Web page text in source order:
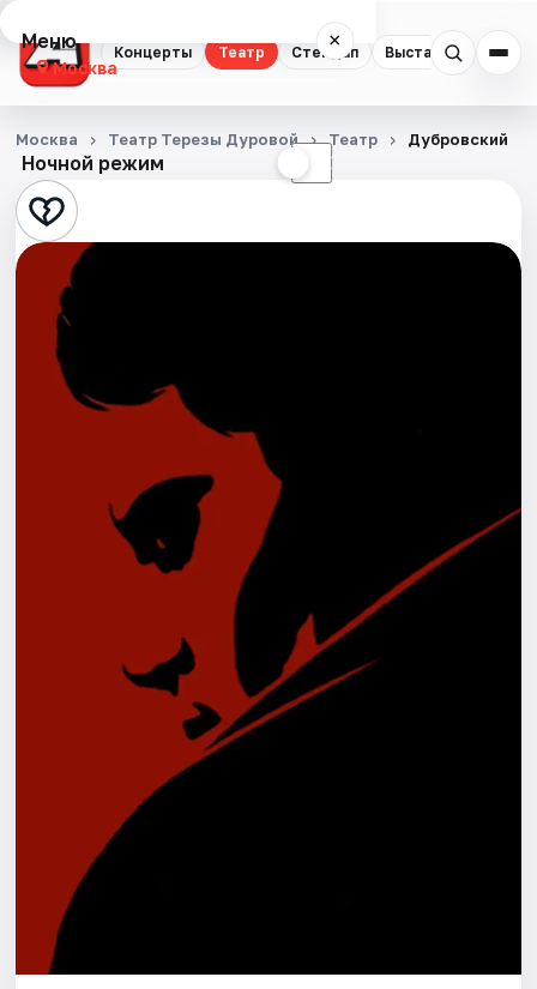
Концерты Театр Стендап Выставки
Меню ×
Москва
Концерты
Театр
Стендап
Выставки
Квесты
Экскурсии
Ночной режим ☾
Москва Театр Терезы Дуровой Театр Дубровский